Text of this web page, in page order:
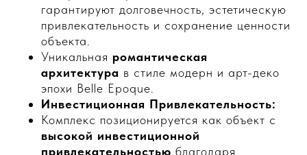
гарантируют долговечность, эстетическую
привлекательность и сохранение ценности
объекта.
Уникальная романтическая
архитектура в стиле модерн и арт-деко
эпохи Belle Epoque.
Инвестиционная Привлекательность:
Комплекс позиционируется как объект с
высокой инвестиционной
привлекательностью благодаря